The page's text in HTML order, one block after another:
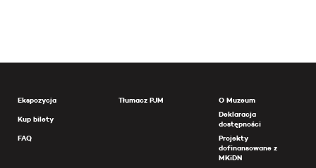
Ekspozycja
Kup bilety
FAQ
Tłumacz PJM
O Muzeum
Deklaracja
dostępności
Projekty
dofinansowane z
MKiDN